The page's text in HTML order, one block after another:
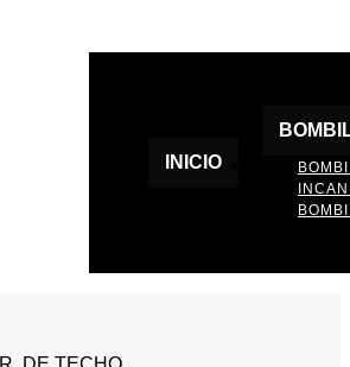
INICIO